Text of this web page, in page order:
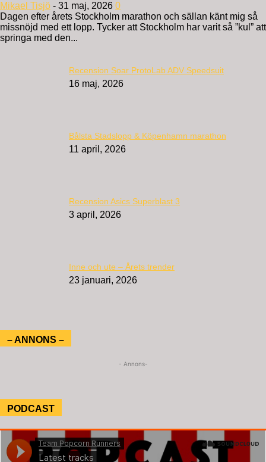
Mikael Tisjö - 31 maj, 2026 0
Dagen efter årets Stockholm marathon och sällan känt mig så
missnöjd med ett lopp. Tycker att Stockholm har varit så ”kul” att
springa med den...
Recension Soar ProtoLab ADV Speedsuit
16 maj, 2026
Bålsta Stadslopp & Köpenhamn marathon
11 april, 2026
Recension Asics Superblast 3
3 april, 2026
Inne och ute – Årets trender
23 januari, 2026
– ANNONS –
- Annons-
PODCAST